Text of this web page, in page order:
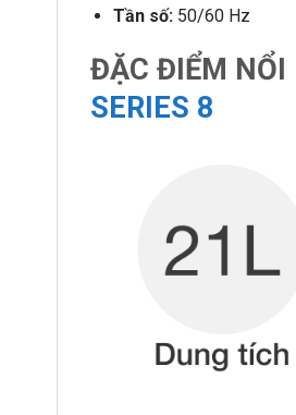
Tần số:50/60 Hz
ĐẶC ĐIỂM NỔI
SERIES 8